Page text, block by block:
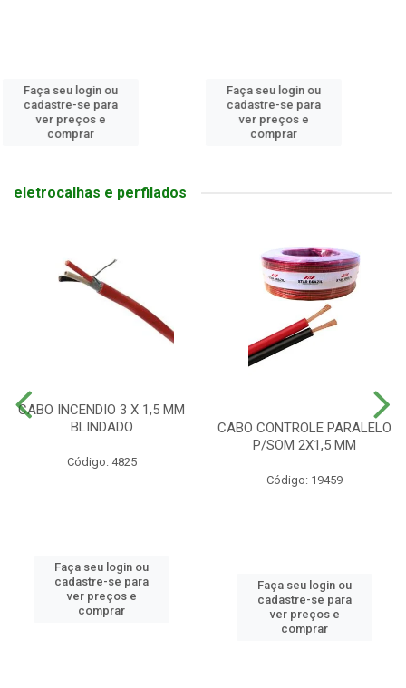
Faça seu login ou
cadastre-se para
ver preços e
comprar
Faça seu login ou
cadastre-se para
ver preços e
comprar
eletrocalhas e perfilados
CABO INCENDIO 3 X 1,5 MM
BLINDADO
Código: 4825
Faça seu login ou
cadastre-se para
ver preços e
comprar
CABO CONTROLE PARALELO
P/SOM 2X1,5 MM
Código: 19459
Faça seu login ou
cadastre-se para
ver preços e
comprar